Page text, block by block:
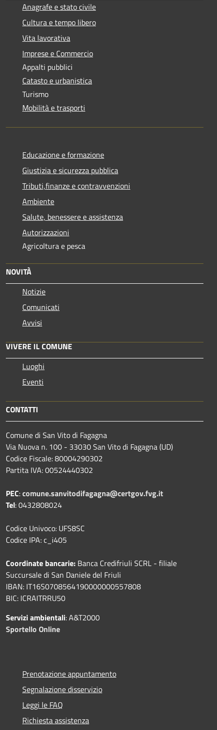
Anagrafe e stato civile
Cultura e tempo libero
Vita lavorativa
Imprese e Commercio
Appalti pubblici
Catasto e urbanistica
Turismo
Mobilità e trasporti
Educazione e formazione
Giustizia e sicurezza pubblica
Tributi,finanze e contravvenzioni
Ambiente
Salute, benessere e assistenza
Autorizzazioni
Agricoltura e pesca
NOVITÀ
Notizie
Comunicati
Avvisi
VIVERE IL COMUNE
Luoghi
Eventi
CONTATTI
Comune di San Vito di Fagagna
Via Nuova n. 100 - 33030 San Vito di Fagagna (UD)
Codice Fiscale: 80004290302
Partita IVA: 00524440302
PEC:comune.sanvitodifagagna@certgov.fvg.it
Tel: 0432808024
Codice Univoco: UFS8SC
Codice IPA: c_i405
Coordinate bancarie: Banca Credifriuli SCRL - filiale
Succursale di San Daniele del Friuli
IBAN: IT16S0708564190000000557808
BIC: ICRAITRRU50
Servizi ambientali: A&T2000
Sportello Online
Prenotazione appuntamento
Segnalazione disservizio
Leggi le FAQ
Richiesta assistenza